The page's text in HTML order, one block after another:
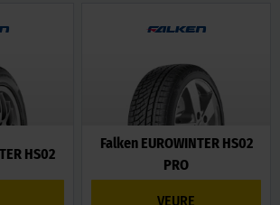
HS02
Falken EUROWINTER HS02
PRO
VEURE